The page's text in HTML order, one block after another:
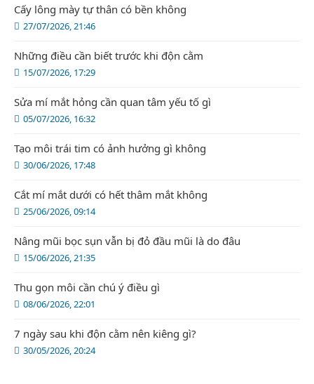
27/07/2026, 21:46
Cấy lông mày tự thân có bền không
15/07/2026, 17:29
Những điều cần biết trước khi độn cằm
05/07/2026, 16:32
Sửa mí mắt hỏng cần quan tâm yếu tố gì
30/06/2026, 17:48
Tạo môi trái tim có ảnh hưởng gì không
25/06/2026, 09:14
Cắt mí mắt dưới có hết thâm mắt không
15/06/2026, 21:35
Nâng mũi bọc sụn vẫn bị đỏ đầu mũi là do đâu
08/06/2026, 22:01
Thu gọn môi cần chú ý điều gì
30/05/2026, 20:24
7 ngày sau khi độn cằm nên kiêng gì?